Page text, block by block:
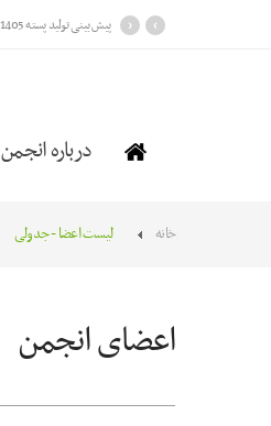
پیش بینی تولید پسته 1405 ایران ›
‹
درباره انجمن
خانه لیست اعضا - جدولی
اعضای انجمن